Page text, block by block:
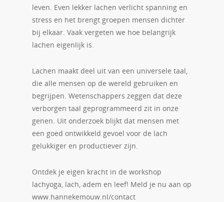
leven. Even lekker lachen verlicht spanning en
stress en het brengt groepen mensen dichter
bij elkaar. Vaak vergeten we hoe belangrijk
lachen eigenlijk is.
Lachen maakt deel uit van een universele taal,
die alle mensen op de wereld gebruiken en
begrijpen. Wetenschappers zeggen dat deze
verborgen taal geprogrammeerd zit in onze
genen. Uit onderzoek blijkt dat mensen met
een goed ontwikkeld gevoel voor de lach
gelukkiger en productiever zijn.
Ontdek je eigen kracht in de workshop
lachyoga, lach, adem en leef! Meld je nu aan op
www.hannekemouw.nl/contact